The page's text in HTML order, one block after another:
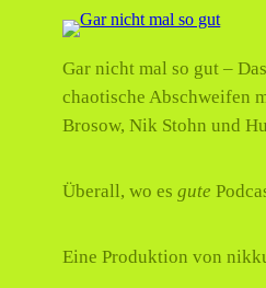
Gar nicht mal so gut –
chaotische Abschweifen
Brosow, Nik Stohn und
Überall, wo esgute
Eine Produktion von